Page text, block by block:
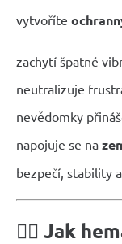
vytvoříte
zachytí špatné
neutralizuje
nevědomky
napojuje se na
bezpečí, stability
🧘‍♀️ Jak